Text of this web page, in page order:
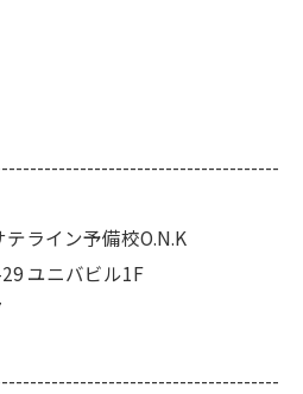
ライン予備校O.N.K
ユニバビル1F